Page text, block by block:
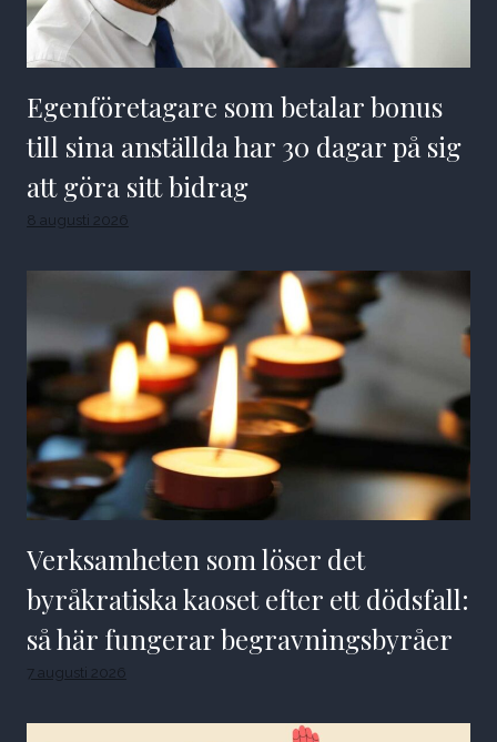
Egenföretagare som betalar bonus
till sina anställda har 30 dagar på sig
att göra sitt bidrag
8 augusti 2026
Verksamheten som löser det
byråkratiska kaoset efter ett dödsfall:
så här fungerar begravningsbyråer
7 augusti 2026